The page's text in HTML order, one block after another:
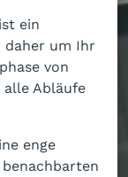
ein
daher um Ihr
von
Abläufe
enge